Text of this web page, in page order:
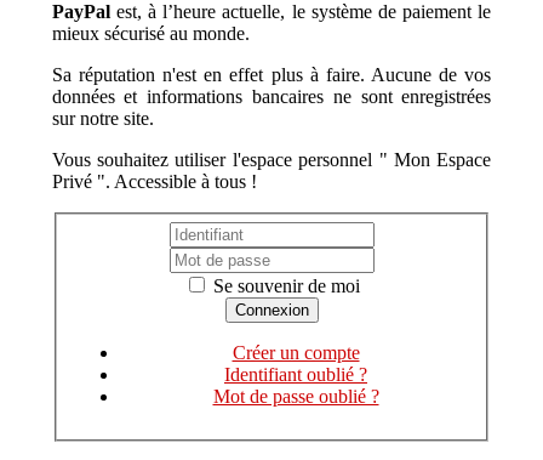
PayPalest, à l’heure actuelle, le système de paiement le
mieux sécurisé au monde.
Sa réputation n'est en effet plus à faire. Aucune de vos
données et informations bancaires ne sont enregistrées
sur notre site.
Vous souhaitez utiliser l'espace personnel " Mon Espace
Privé ". Accessible à tous !
Se souvenir de moi
Créer un compte
Identifiant oublié ?
Mot de passe oublié ?